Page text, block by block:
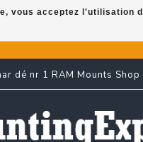
dé nr 1 RAM Mounts Shop
vous acceptez l'utilisation